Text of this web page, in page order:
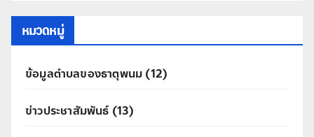
หมวดหมู่
ข้อมูลตำบลของธาตุพนม (12)
ข่าวประชาสัมพันธ์(13)